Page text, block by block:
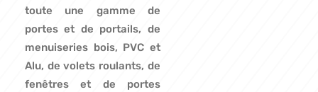
toute une gamme de
portes et de portails, de
menuiseries bois, PVC et
Alu, de volets roulants, de
fenêtres et de portes